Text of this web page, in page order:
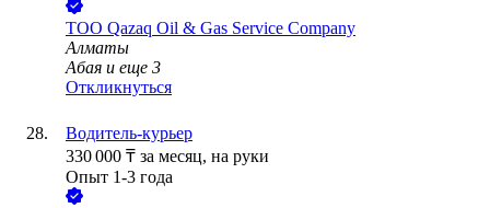
ТОО Qazaq Oil & Gas Service Company
Алматы
Абая и еще 3
Откликнуться
Водитель-курьер
330 000 ₸ за месяц, на руки
Опыт 1-3 года